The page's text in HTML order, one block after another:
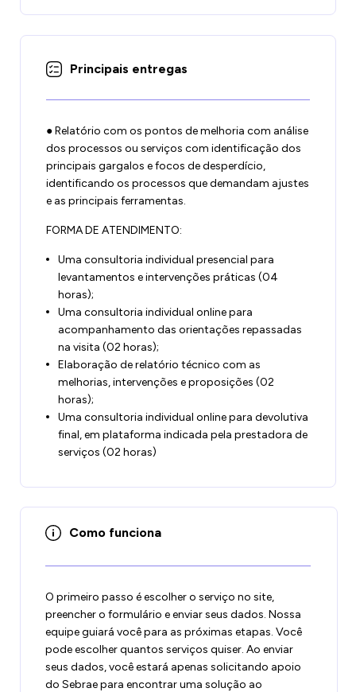
Principais entregas
● Relatório com os pontos de melhoria com análise
dos processos ou serviços com identificação dos
principais gargalos e focos de desperdício,
identificando os processos que demandam ajustes
e as principais ferramentas.
FORMA DE ATENDIMENTO:
Uma consultoria individual presencial para
levantamentos e intervenções práticas (04
horas);
Uma consultoria individual online para
acompanhamento das orientações repassadas
na visita (02 horas);
Elaboração de relatório técnico com as
melhorias, intervenções e proposições (02
horas);
Uma consultoria individual online para devolutiva
final, em plataforma indicada pela prestadora de
serviços (02 horas)
Como funciona
O primeiro passo é escolher o serviço no site,
preencher o formulário e enviar seus dados. Nossa
equipe guiará você para as próximas etapas. Você
pode escolher quantos serviços quiser. Ao enviar
seus dados, você estará apenas solicitando apoio
do Sebrae para encontrar uma solução ao